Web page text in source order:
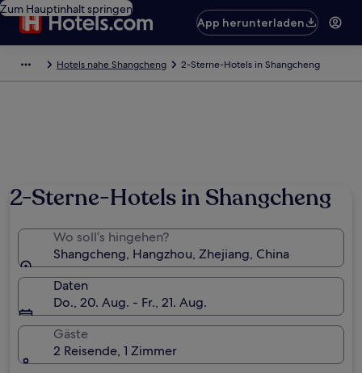
Zum Hauptinhalt springen
App herunterladen
Hotels nahe Shangcheng 2-Sterne-Hotels in Shangcheng
2-Sterne-Hotels in Shangcheng
Wo soll’s hingehen?
Shangcheng, Hangzhou, Zhejiang, China
Daten
Do., 20. Aug. - Fr., 21. Aug.
Gäste
2 Reisende, 1 Zimmer